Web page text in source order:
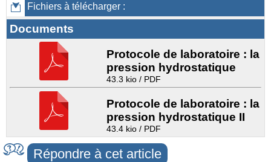
Fichiers à télécharger :
Documents
Protocole de laboratoire : la
pression hydrostatique
43.3 kio / PDF
Protocole de laboratoire : la
pression hydrostatique II
43.4 kio / PDF
Répondre à cet article